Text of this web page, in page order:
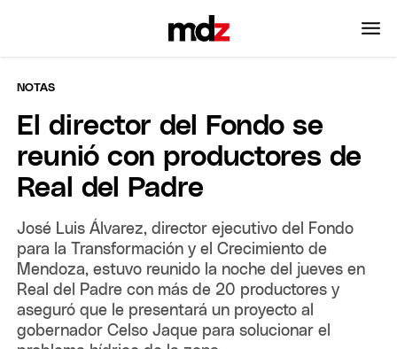
NOTAS
El director del Fondo se
reunió con productores de
Real del Padre
José Luis Álvarez, director ejecutivo del Fondo
para la Transformación y el Crecimiento de
Mendoza, estuvo reunido la noche del jueves en
Real del Padre con más de 20 productores y
aseguró que le presentará un proyecto al
gobernador Celso Jaque para solucionar el